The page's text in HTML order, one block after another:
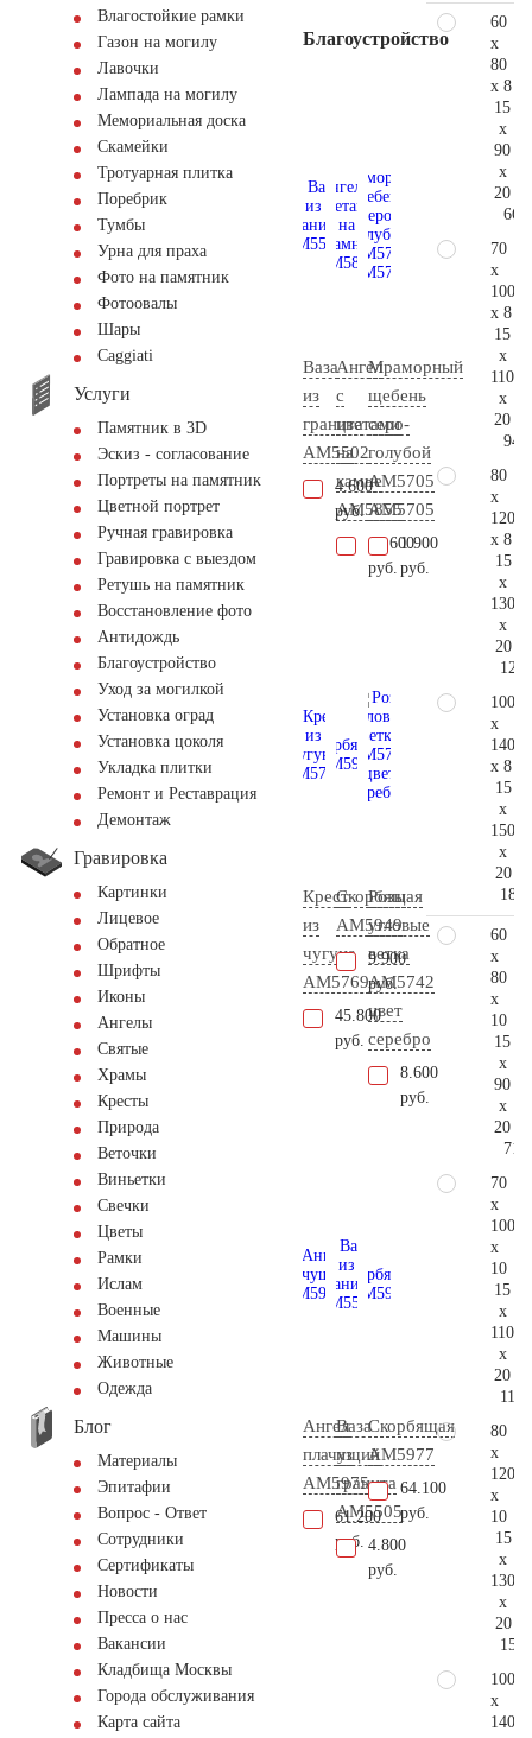
Влагостойкие рамки
Газон на могилу
Лавочки
Лампада на могилу
Мемориальная доска
Скамейки
Тротуарная плитка
Поребрик
Тумбы
Урна для праха
Фото на памятник
Фотоовалы
Шары
Сaggiati
Услуги
Памятник в 3D
Эскиз - согласование
Портреты на памятник
Цветной портрет
Ручная гравировка
Гравировка с выездом
Ретушь на памятник
Восстановление фото
Антидождь
Благоустройство
Уход за могилкой
Установка оград
Установка цоколя
Укладка плитки
Ремонт и Реставрация
Демонтаж
Гравировка
Картинки
Лицевое
Обратное
Шрифты
Иконы
Ангелы
Святые
Храмы
Кресты
Природа
Веточки
Виньетки
Свечки
Цветы
Рамки
Ислам
Военные
Машины
Животные
Одежда
Блог
Материалы
Эпитафии
Вопрос - Ответ
Сотрудники
Сертификаты
Новости
Пресса о нас
Вакансии
Кладбища Москвы
Города обслуживания
Карта сайта
Благоустройство
Ваза
из
гранита
AM5502
4.600
руб.
Ангел
с
цветами
на
камне
AM5855
18.600
руб.
Мраморный
щебень
серо-
голубой
АМ5705
AM5705
1.900
руб.
Крест
из
чугуна
AM5769
45.800
руб.
Скорбящая
AM5949
9.900
руб.
Розы
угловые
ветка
AM5742
цвет
серебро
8.600
руб.
Ангел
плачущий
AM5975
61.200
руб.
Ваза
из
гранита
AM5505
4.800
руб.
Скорбящая
AM5977
64.100
руб.
60
x
80
x 8
15
x
90
x
20
70
x
100
x 8
15
x
110
x
20
80
x
120
x 8
15
x
130
x
20
100
x
140
x 8
15
x
150
x
20
60
x
80
x
10
15
x
90
x
20
70
x
100
x
10
15
x
110
x
20
80
x
120
x
10
15
x
130
x
20
100
x
140